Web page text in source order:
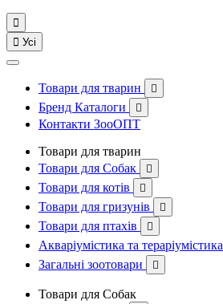

 Усі
Товари для тварин 
Бренд Каталоги 
Контакти ЗооОПТ
Товари для тварин
Товари для Собак

Товари для котів 
Товари для гризунів 
Товари для птахів 
Акваріумістика та тераріумістика
Загальні зоотовари 
Товари для Собак